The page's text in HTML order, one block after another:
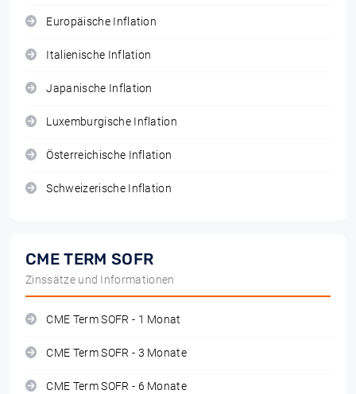
Europäische Inflation
Italienische Inflation
Japanische Inflation
Luxemburgische Inflation
Österreichische Inflation
Schweizerische Inflation
CME TERM SOFR
Zinssätze und Informationen
CME Term SOFR - 1 Monat
CME Term SOFR - 3 Monate
CME Term SOFR - 6 Monate